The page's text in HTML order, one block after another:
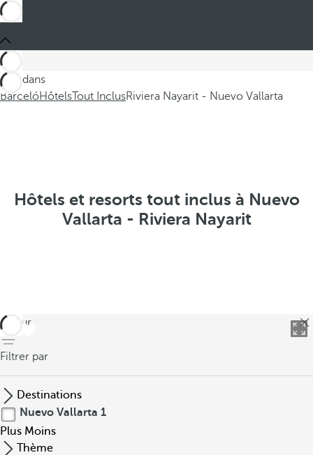
Ces dans
BarcelóHôtelsTout InclusRiviera Nayarit - Nuevo Vallarta
Hôtels et resorts tout inclus à Nuevo
Vallarta - Riviera Nayarit
retour
Filtrer par
Destinations
Nuevo Vallarta 1
Plus Moins
Thème